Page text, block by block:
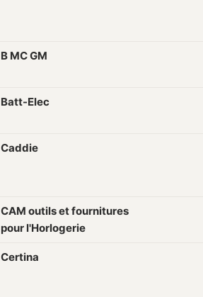
B MC GM
Batt-Elec
Caddie
CAM outils et fournitures
pour l'Horlogerie
Certina